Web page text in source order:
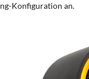
Konfiguration an.